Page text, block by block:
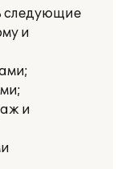
следующие
и
и